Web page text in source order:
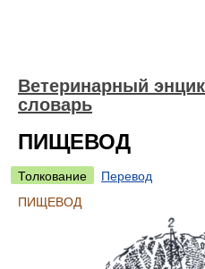
Ветеринарный
словарь
ПИЩЕВОД
Толкование
Перевод
ПИЩЕВОД